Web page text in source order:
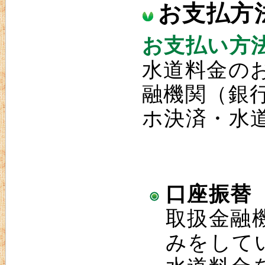
お支払方
お支払い方
水道料金の
融機関（銀
ホ決済・水
口座振替
取扱金融
みをして